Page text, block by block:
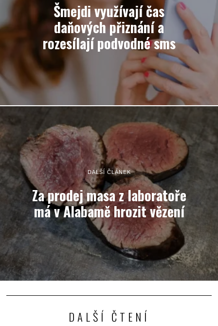
Šmejdi využívají čas
daňových přiznání a
rozesílají podvodné sms
DALŠÍ ČLÁNEK
Za prodej masa z laboratoře
má v Alabamě hrozit vězení
DALŠÍ ČTENÍ